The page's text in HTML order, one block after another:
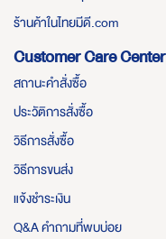
ร้านค้าในไทยมีดี.com
Customer Care Center
สถานะคำสั่งซื้อ
ประวัติการสั่งซื้อ
วิธีการสั่งซื้อ
วิธีการขนส่ง
แจ้งชำระเงิน
Q&A คำถามที่พบบ่อย